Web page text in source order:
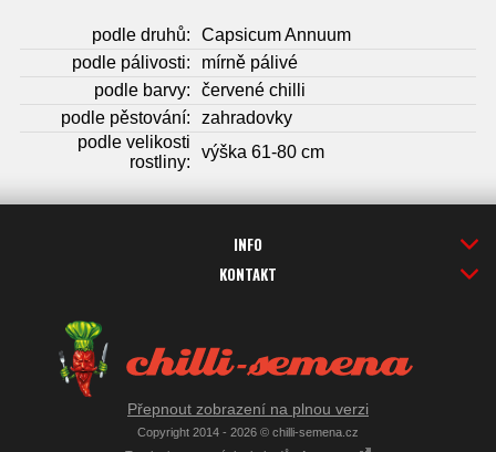
podle druhů:
Capsicum Annuum
podle pálivosti:
mírně pálivé
podle barvy:
červené chilli
podle pěstování:
zahradovky
podle velikosti
rostliny:
výška 61-80 cm
INFO
KONTAKT
Přepnout zobrazení na plnou verzi
Copyright 2014 - 2026 © chilli-semena.cz